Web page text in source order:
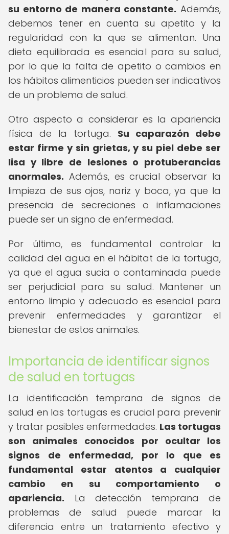
su entorno de manera constante. Además,
debemos tener en cuenta su apetito y la
regularidad con la que se alimentan. Una
dieta equilibrada es esencial para su salud,
por lo que la falta de apetito o cambios en
los hábitos alimenticios pueden ser indicativos
de un problema de salud.
Otro aspecto a considerar es la apariencia
física de la tortuga. Su caparazón debe
estar firme y sin grietas, y su piel debe ser
lisa y libre de lesiones o protuberancias
anormales. Además, es crucial observar la
limpieza de sus ojos, nariz y boca, ya que la
presencia de secreciones o inflamaciones
puede ser un signo de enfermedad.
Por último, es fundamental controlar la
calidad del agua en el hábitat de la tortuga,
ya que el agua sucia o contaminada puede
ser perjudicial para su salud. Mantener un
entorno limpio y adecuado es esencial para
prevenir enfermedades y garantizar el
bienestar de estos animales.
Importancia de identificar signos
de salud en tortugas
La identificación temprana de signos de
salud en las tortugas es crucial para prevenir
y tratar posibles enfermedades. Las tortugas
son animales conocidos por ocultar los
signos de enfermedad, por lo que es
fundamental estar atentos a cualquier
cambio en su comportamiento o
apariencia. La detección temprana de
problemas de salud puede marcar la
diferencia entre un tratamiento efectivo y